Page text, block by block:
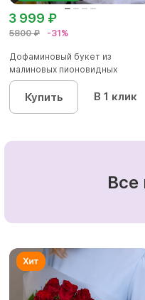
5800 ₽ -31%
3 999 ₽
Дофаминовый букет из
малиновых пионовидных
кустовых роз...
Купить В 1 клик
Все